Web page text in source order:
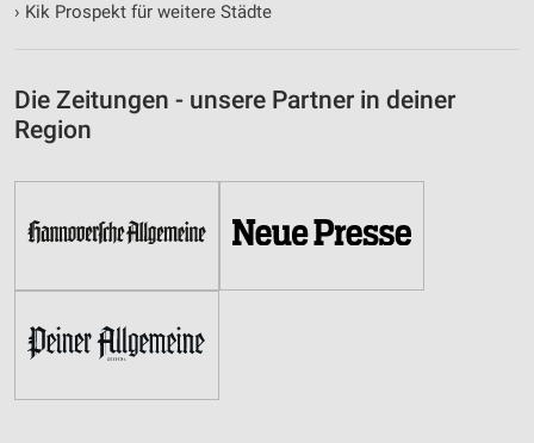
› Kik Prospekt für weitere Städte
Die Zeitungen - unsere Partner in deiner
Region